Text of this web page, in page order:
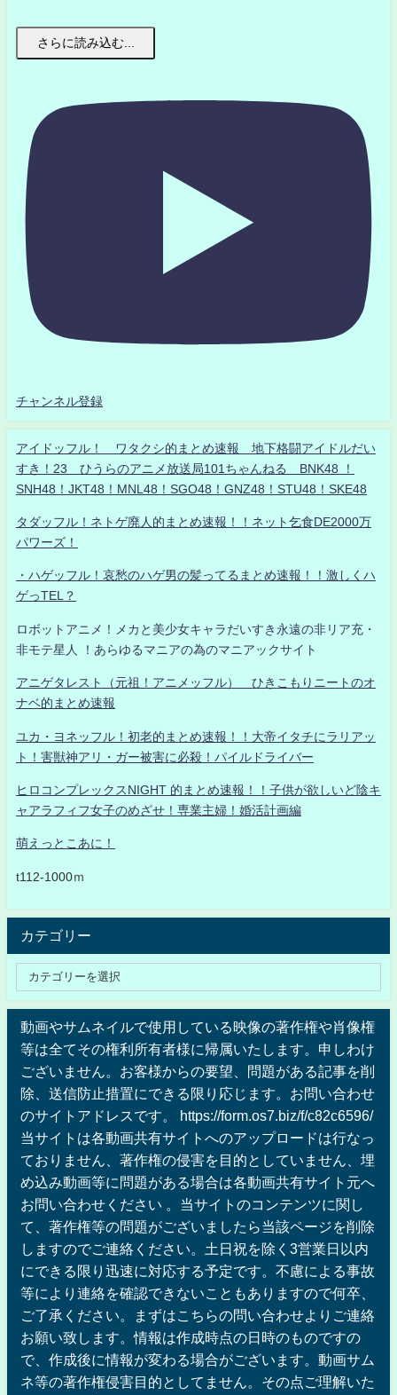
さらに読み込む...
チャンネル登録
アイドッフル！ ワタクシ的まとめ速報 地下格闘アイドルだい
すき！23 ひうらのアニメ放送局101ちゃんねる BNK48 ！
SNH48！JKT48！MNL48！SGO48！GNZ48！STU48！SKE48
タダッフル！ネトゲ廃人的まとめ速報！！ネット乞食DE2000万
パワーズ！
・ハゲッフル！哀愁のハゲ男の髪ってるまとめ速報！！激しくハ
ゲっTEL？
ロボットアニメ！メカと美少女キャラだいすき永遠の非リア充・
非モテ星人 ！あらゆるマニアの為のマニアックサイト
アニゲタレスト（元祖！アニメッフル） ひきこもりニートのオ
ナベ的まとめ速報
ユカ・ヨネッフル！初老的まとめ速報！！大帝イタチにラリアッ
ト！害獣神アリ・ガー被害に必殺！パイルドライバー
ヒロコンプレックスNIGHT 的まとめ速報！！子供が欲しいど陰キ
ャアラフィフ女子のめざせ！専業主婦！婚活計画編
萌えっとこあに！
t112-1000ｍ
カテゴリー
動画やサムネイルで使用している映像の著作権や肖像権
等は全てその権利所有者様に帰属いたします。申しわけ
ございません。お客様からの要望、問題がある記事を削
除、送信防止措置にできる限り応じます。お問い合わせ
のサイトアドレスです。 https://form.os7.biz/f/c82c6596/
当サイトは各動画共有サイトへのアップロードは行なっ
ておりません、著作権の侵害を目的としていません、埋
め込み動画等に問題がある場合は各動画共有サイト元へ
お問い合わせください 。当サイトのコンテンツに関し
て、著作権等の問題がございましたら当該ページを削除
しますのでご連絡ください。土日祝を除く3営業日以内
にできる限り迅速に対応する予定です。不慮による事故
等により連絡を確認できないこともありますので何卒、
ご了承ください。まずはこちらの問い合わせよりご連絡
お願い致します。情報は作成時点の日時のものですの
で、作成後に情報が変わる場合がございます。動画サム
ネ等の著作権侵害目的としてません。その点ご理解いた